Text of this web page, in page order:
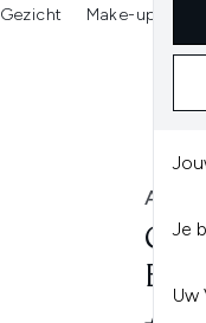
Je
Uw
Enter submenu (New & Trending)Enter submenu (K-Beauty)
Gezicht Make-up